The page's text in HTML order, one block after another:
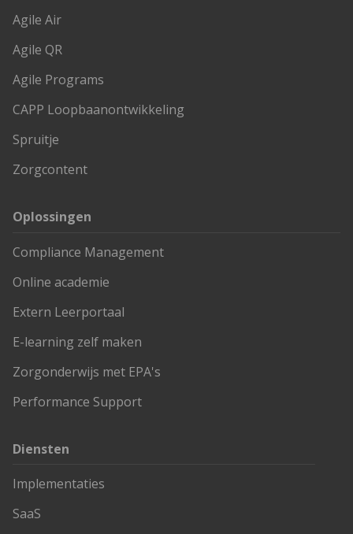
Agile Air
Agile QR
Agile Programs
CAPP Loopbaanontwikkeling
Spruitje
Zorgcontent
Oplossingen
Compliance Management
Online academie
Extern Leerportaal
E-learning zelf maken
Zorgonderwijs met EPA's
Performance Support
Diensten
Implementaties
SaaS